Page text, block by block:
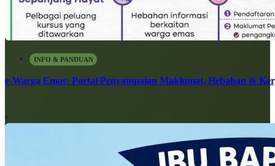
INFO & PANDUAN
e-Warga Emas: Portal Penyampaian Maklumat, Hebahan &